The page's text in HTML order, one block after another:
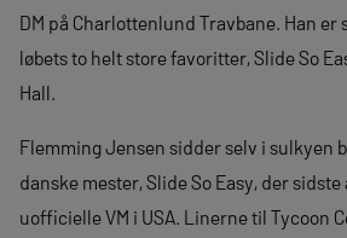
DM på Charlottenlund Travbane. Han er
løbets to helt store favoritter, Slide So
Hall.
Flemming Jensen sidder selv i sulkyen
danske mester, Slide So Easy, der
uofficielle VM i USA. Linerne til Tycoon